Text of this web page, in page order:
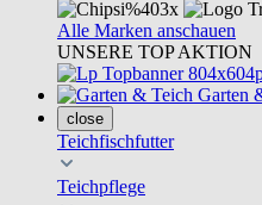
Alle Marken anschauen
UNSERE TOP AKTION
Garten
close
Teichfischfutter
Teichpflege